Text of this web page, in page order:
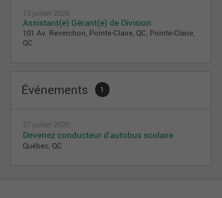
13 juillet 2026
Assistant(e) Gérant(e) de Division
101 Av. Reverchon, Pointe-Claire, QC, Pointe-Claire,
QC
Événements 1
27 juillet 2020
Devenez conducteur d'autobus scolaire
Québec, QC